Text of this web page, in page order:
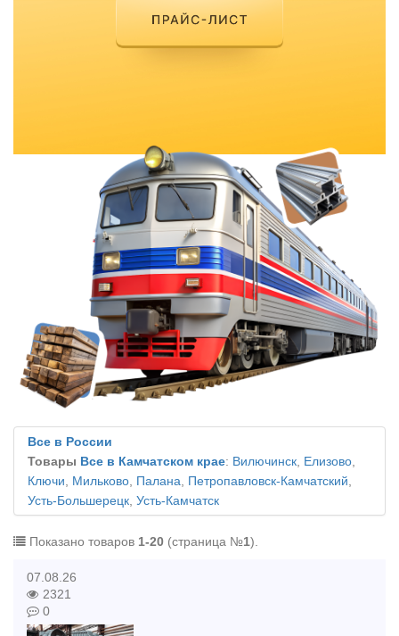
Все в России
Товары Все в Камчатском крае: Вилючинск, Елизово,
Ключи, Мильково, Палана, Петропавловск-Камчатский,
Усть-Большерецк, Усть-Камчатск
Показано товаров 1-20 (страница №1).
07.08.26
2321
0